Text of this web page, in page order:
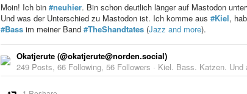
Moin! Ich bin #neuhier. Bin schon deutlich länger auf Mastodon
Und was der Unterschied zu Mastodon ist. Ich komme aus #Kiel,
#Bass im meiner Band #TheShandtates (Jazz and more).
Okatjerute (@okatjerute@norden.social)
249 Posts, 66 Following, 56 Followers · Kiel. Bass. Katzen. Und